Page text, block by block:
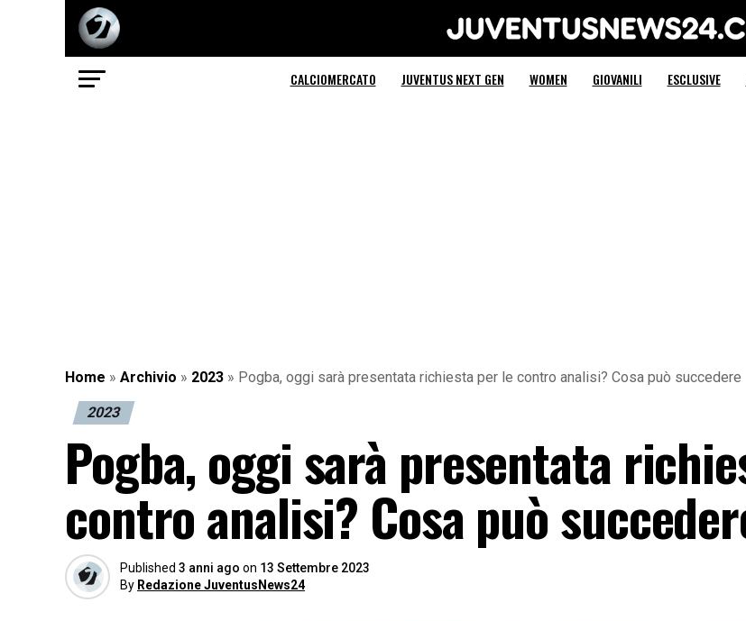
Juventus News 24
CALCIOMERCATO JUVENTUS NEXT GEN WOMEN GIOVANILI ESCLUSIVE
Home » Archivio » 2023 » Pogba, oggi sarà presentata richiesta per le contro analisi? Cosa può succedere
2023
Pogba, oggi sarà presentata
contro analisi? Cosa può
Published 3 anni ago on 13 Settembre 2023
By Redazione JuventusNews24